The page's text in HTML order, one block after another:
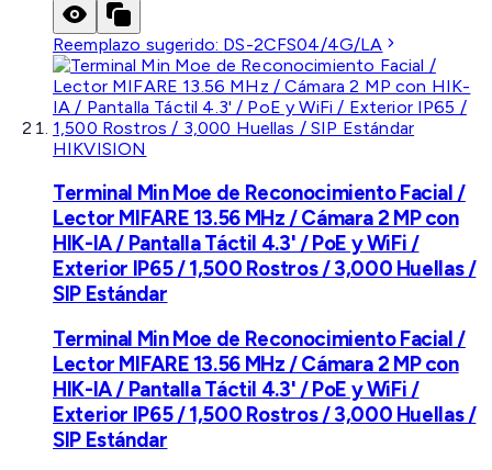
Reemplazo sugerido: DS-2CFS04/4G/LA
HIKVISION
Terminal Min Moe de Reconocimiento Facial /
Lector MIFARE 13.56 MHz / Cámara 2 MP con
HIK-IA / Pantalla Táctil 4.3' / PoE y WiFi /
Exterior IP65 / 1,500 Rostros / 3,000 Huellas /
SIP Estándar
Terminal Min Moe de Reconocimiento Facial /
Lector MIFARE 13.56 MHz / Cámara 2 MP con
HIK-IA / Pantalla Táctil 4.3' / PoE y WiFi /
Exterior IP65 / 1,500 Rostros / 3,000 Huellas /
SIP Estándar